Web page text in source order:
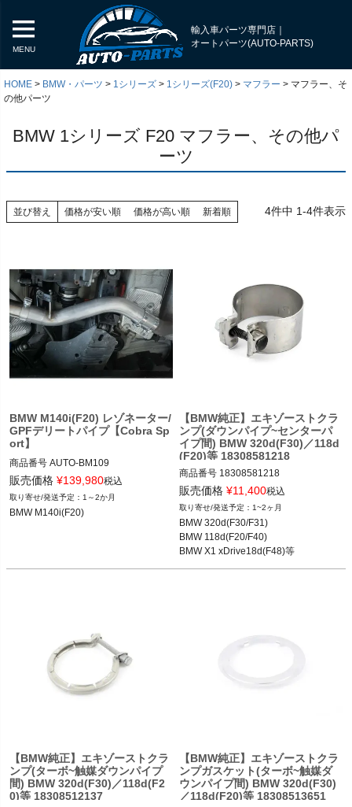
MENU
輸入車パーツ専門店｜
オートパーツ(AUTO-PARTS)
HOME BMW・パーツ 1シリーズ 1シリーズ(F20) マフラー
マフラー、そ
の他パーツ
BMW 1シリーズ F20 マフラー、その他パ
ーツ
並び替え 価格が安い順 価格が高い順 新着順 4件中 1-4件表示
BMW M140i(F20) レゾネーター/
GPFデリートパイプ【Cobra Sp
ort】
商品番号 AUTO-BM109
BM109
BMW M140i(F20) 16-19
販売価格 ¥139,980税込
1～2か月
BMW M140i(F20)
【BMW純正】エキゾーストクラ
ンプ(ダウンパイプ~センターパ
イプ間) BMW 320d(F30)／118d
(F20)等 18308581218
商品番号 18308581218
BMW 118d(F20) 11-19
BMW 218d(F44) 19-25
BMW 320d(F30/F31) 12-19
BMW X1 xDrive18d(F48) 15-23
BMW X2 xDrive18d(F39) 18-23
販売価格 ¥11,400税込
1~2ヶ月
BMW 320d(F30/F31)
BMW 118d(F20/F40)
BMW X1 xDrive18d(F48)等
【BMW純正】エキゾーストクラ
ンプ(ターボ~触媒ダウンパイプ
間) BMW 320d(F30)／118d(F2
0)等 18308512137
【BMW純正】エキゾーストクラ
ンプガスケット(ターボ~触媒ダ
ウンパイプ間) BMW 320d(F30)
／118d(F20)等 18308513651